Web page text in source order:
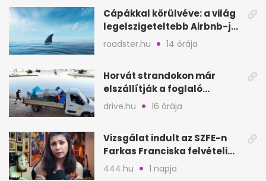
Cápákkal körülvéve: a világ
legelszigeteltebb Airbnb-je
a nyílt tengeren
roadster.hu 14 órája
Horvát strandokon már
elszállítják a foglaló
törölközőket is
drive.hu 16 órája
Vizsgálat indult az SZFE-n
Farkas Franciska felvételi
videója után
444.hu 1 napja